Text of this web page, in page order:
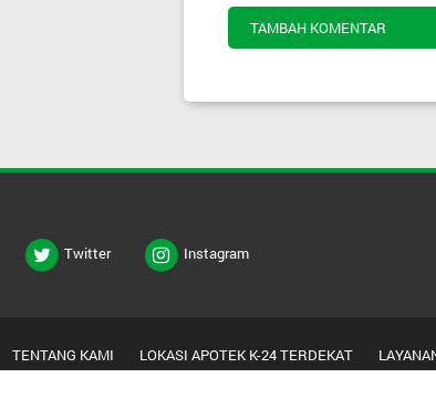
TAMBAH KOMENTAR
Twitter Instagram
TENTANG KAMI LOKASI APOTEK K-24 TERDEKAT